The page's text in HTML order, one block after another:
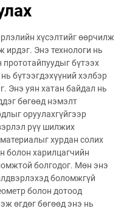
хүсэлтийг өөрчилж
ирдэг. Энэ технологи нь
бүтээх
бүтээгдэхүүний хэлбэр
Энэ уян хатан байдал нь
бөгөөд нэмэлт
оруулахгүйгээр
рүү шилжих
хурдан солих
болон харилцагчийн
болгодог. Мөн энэ
боломжгүй
болон дотоод
өгдөг бөгөөд энэ нь